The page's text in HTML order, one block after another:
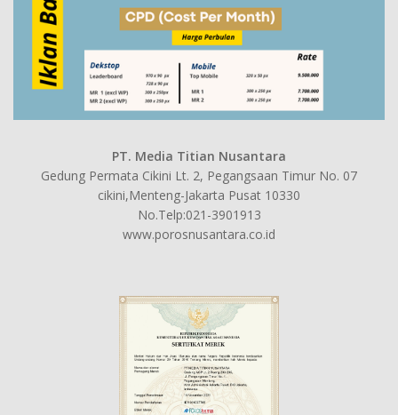
PT. Media Titian Nusantara
Gedung Permata Cikini Lt. 2, Pegangsaan Timur No. 07
cikini,Menteng-Jakarta Pusat 10330
No.Telp:021-3901913
www.porosnusantara.co.id